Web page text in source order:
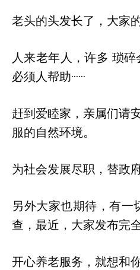
老头的头发长了，大家
人来老年人，许多 琐
必须人帮助······
赶到爱睦家，亲属们请
服的自然环境。
为社会发展尽职，替政
另外大家也期待，有
查，最近，大家发布完
开心养老服务，就想和